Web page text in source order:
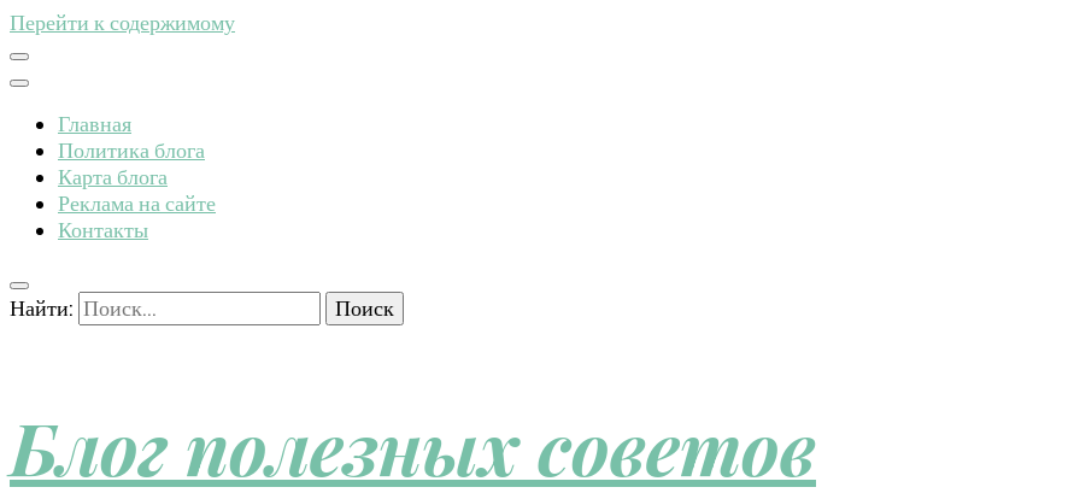
Перейти к содержимому
Главная
Политика блога
Карта блога
Реклама на сайте
Контакты
Найти:
Блог полезных советов